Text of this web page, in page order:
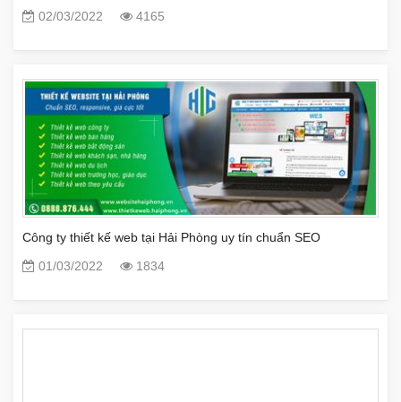
02/03/2022
4165
Công ty thiết kế web tại Hải Phòng uy tín chuẩn SEO
01/03/2022
1834